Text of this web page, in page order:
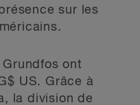
sur les
ont
US. Grâce à
la division de